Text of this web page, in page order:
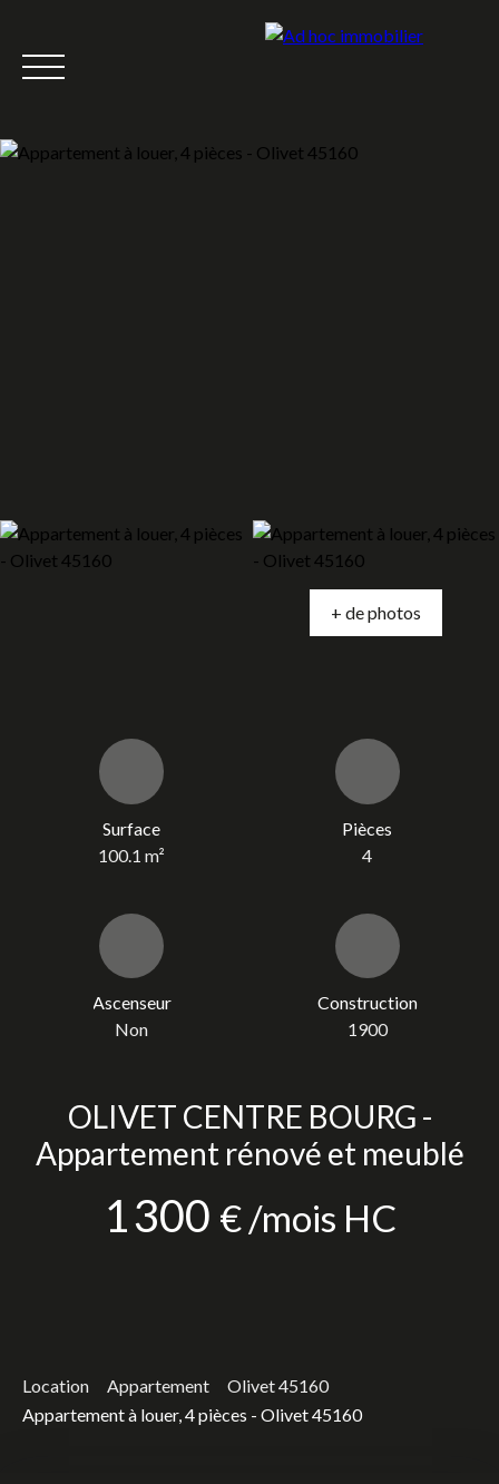
+ de photos
Surface
100.1m²
Pièces
4
Ascenseur
Non
Construction
1900
OLIVET CENTRE BOURG -
Appartement rénové et meublé
1 300 € /mois HC
Location Appartement
Olivet 45160
Appartement à louer, 4 pièces - Olivet 45160